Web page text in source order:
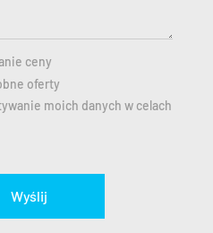
ceny
oferty
moich danych w celach
Wyślij